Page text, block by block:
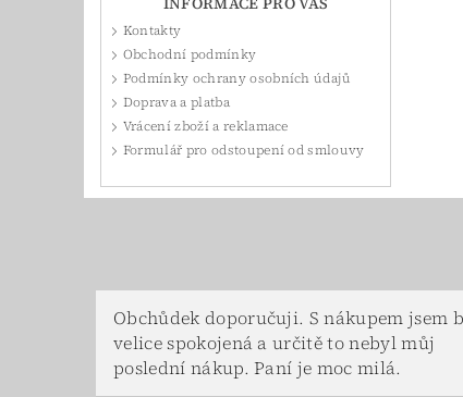
Kontakty
Obchodní podmínky
Podmínky ochrany osobních údajů
Doprava a platba
Vrácení zboží a reklamace
Formulář pro odstoupení od smlouvy
Obchůdek doporučuji. S nákupem jsem
velice spokojená a určitě to nebyl můj
poslední nákup. Paní je moc milá.